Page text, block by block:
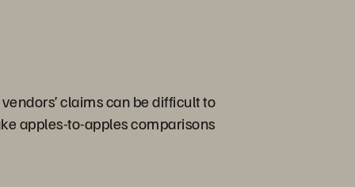
claims can be difficult to
apples-to-apples comparisons